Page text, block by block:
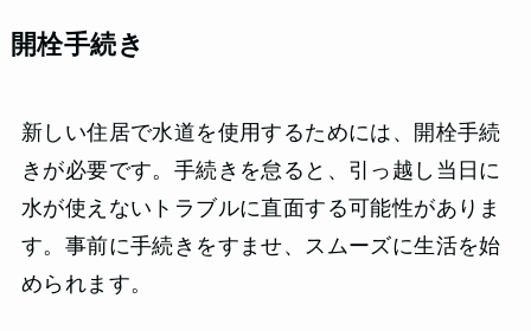
開栓手続き
新しい住居で水道を使用するためには、開栓手続
きが必要です。手続きを怠ると、引っ越し当日に
水が使えないトラブルに直面する可能性がありま
す。事前に手続きをすませ、スムーズに生活を始
められます。